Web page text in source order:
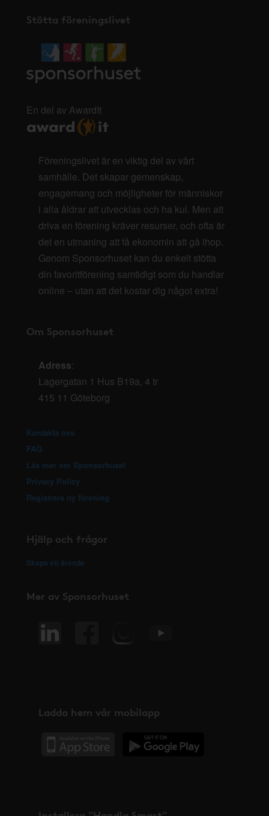
Stötta föreningslivet
En del av AwardIt
Föreningslivet är en viktig del av vårt
samhälle. Det skapar gemenskap,
engagemang och möjligheter för människor
i alla åldrar att utvecklas och ha kul. Men att
driva en förening kräver resurser, och ofta är
det en utmaning att få ekonomin att gå ihop.
Genom Sponsorhuset kan du enkelt stötta
din favoritförening samtidigt som du handlar
online – utan att det kostar dig något extra!
Om Sponsorhuset
Adress:
Lagergatan 1 Hus B19a, 4 tr
415 11 Göteborg
Kontakta oss
FAQ
Läs mer om Sponsorhuset
Privacy Policy
Registrera ny förening
Hjälp och frågor
Skapa ett ärende
Mer av Sponsorhuset
Ladda hem vår mobilapp